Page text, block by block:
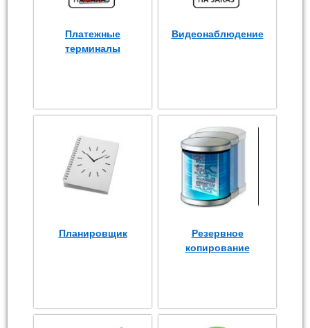
Платежные
терминалы
Видеонаблюдение
Планировщик
Резервное
копирование